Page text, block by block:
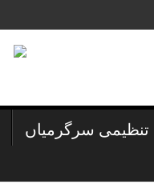
تنظیمی سرگرمیاں